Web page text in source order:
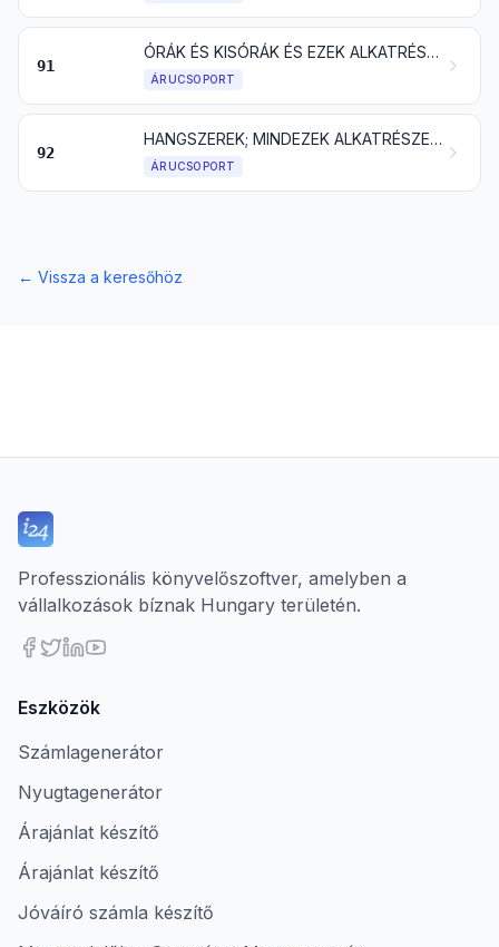
91
ÓRÁK ÉS KISÓRÁK ÉS EZEK ALKATRÉSZEI
ÁRUCSOPORT
92
HANGSZEREK; MINDEZEK ALKATRÉSZEI ÉS TARTOZÉKAI
ÁRUCSOPORT
← Vissza a keresőhöz
Professzionális könyvelőszoftver, amelyben a
vállalkozások bíznak Hungary területén.
Eszközök
Számlagenerátor
Nyugtagenerátor
Árajánlat készítő
Árajánlat készítő
Jóváíró számla készítő